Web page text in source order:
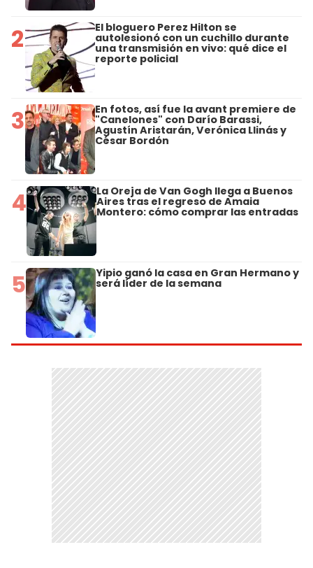
2 El bloguero Perez Hilton se
autolesionó con un cuchillo durante
una transmisión en vivo: qué dice el
reporte policial
3 En fotos, así fue la avant premiere de
"Canelones" con Darío Barassi,
Agustín Aristarán, Verónica Llinás y
César Bordón
4 La Oreja de Van Gogh llega a Buenos
Aires tras el regreso de Amaia
Montero: cómo comprar las entradas
5 Yipio ganó la casa en Gran Hermano y
será líder de la semana